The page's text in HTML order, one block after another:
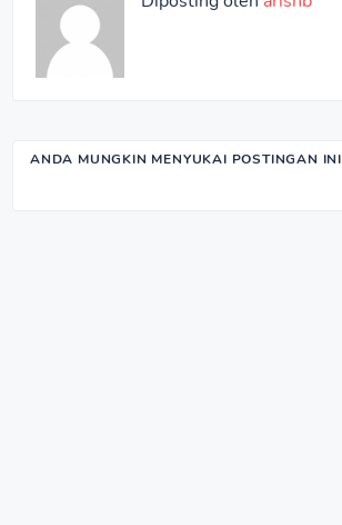
ANDA MUNGKIN MENYUKAI POSTINGAN INI